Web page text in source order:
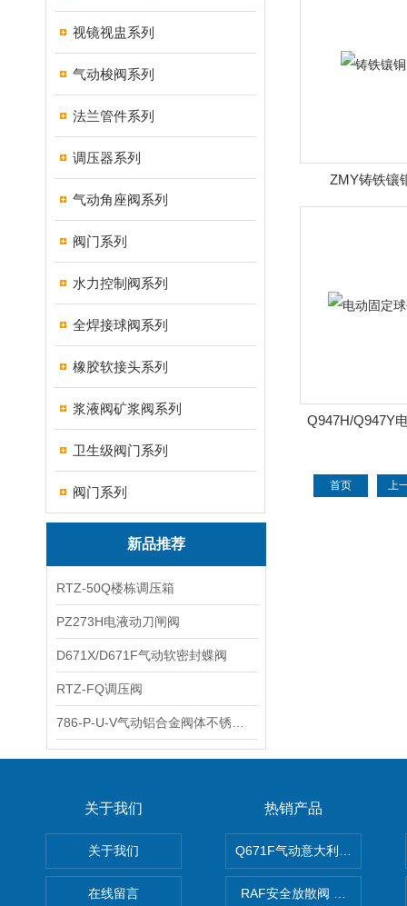
视镜视盅系列
气动梭阀系列
法兰管件系列
调压器系列
气动角座阀系列
阀门系列
水力控制阀系列
全焊接球阀系列
橡胶软接头系列
浆液阀矿浆阀系列
卫生级阀门系列
阀门系列
新品推荐
RTZ-50Q楼栋调压箱
PZ273H电液动刀闸阀
D671X/D671F气动软密封蝶阀
RTZ-FQ调压阀
ZMY铸铁镶
Q947H/Q947Y
首页 上
关于我们
关于我们
在线留言
热销产品
Q671F气动意大利式薄型球阀
RAF安全放散阀 阀生产